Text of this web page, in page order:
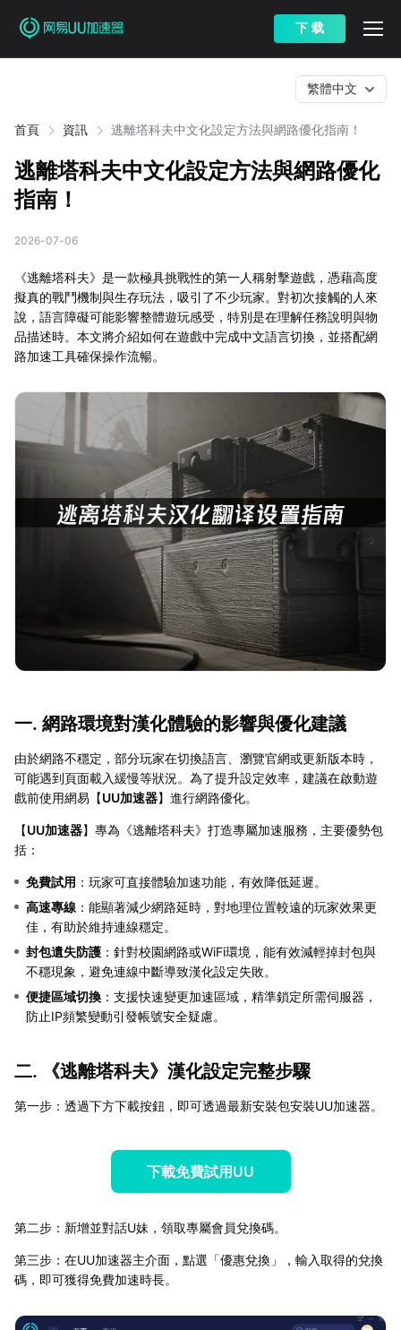
下 载
首頁 資訊 逃離塔科夫中文化設定方法與網路優化指南！
繁體中文
逃離塔科夫中文化設定方法與網路優化
指南！
2026-07-06
《逃離塔科夫》是一款極具挑戰性的第一人稱射擊遊戲，憑藉高度
擬真的戰鬥機制與生存玩法，吸引了不少玩家。對初次接觸的人來
說，語言障礙可能影響整體遊玩感受，特別是在理解任務說明與物
品描述時。本文將介紹如何在遊戲中完成中文語言切換，並搭配網
路加速工具確保操作流暢。
一. 網路環境對漢化體驗的影響與優化建議
由於網路不穩定，部分玩家在切換語言、瀏覽官網或更新版本時，
可能遇到頁面載入緩慢等狀況。為了提升設定效率，建議在啟動遊
戲前使用網易【UU加速器】進行網路優化。
【UU加速器】專為《逃離塔科夫》打造專屬加速服務，主要優勢包
括：
免費試用 ：玩家可直接體驗加速功能，有效降低延遲。
高速專線 ：能顯著減少網路延時，對地理位置較遠的玩家效果更
佳，有助於維持連線穩定。
封包遺失防護 ：針對校園網路或WiFi環境，能有效減輕掉封包與
不穩現象，避免連線中斷導致漢化設定失敗。
便捷區域切換 ：支援快速變更加速區域，精準鎖定所需伺服器，
防止IP頻繁變動引發帳號安全疑慮。
二. 《逃離塔科夫》漢化設定完整步驟
第一步：透過下方下載按鈕，即可透過最新安裝包安裝UU加速器。
下載免費試用UU
第二步：新增並對話U妹，領取專屬會員兌換碼。
第三步：在UU加速器主介面，點選「優惠兌換」，輸入取得的兌換
碼，即可獲得免費加速時長。